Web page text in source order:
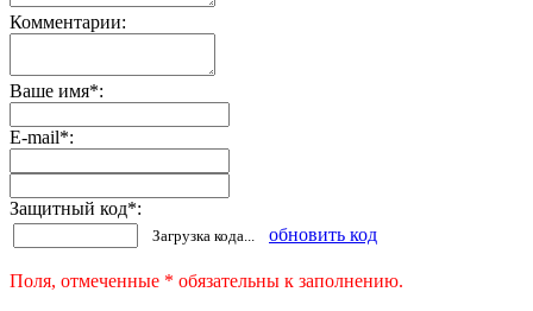
Комментарии:
Ваше имя*:
E-mail*:
Защитный код*:
Загрузка кода... обновить код
Поля, отмеченные * обязательны к заполнению.